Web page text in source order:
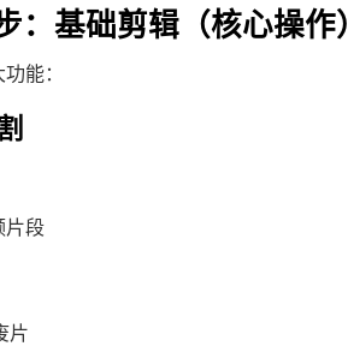
：基础剪辑（核心操作）
能：
片段
片